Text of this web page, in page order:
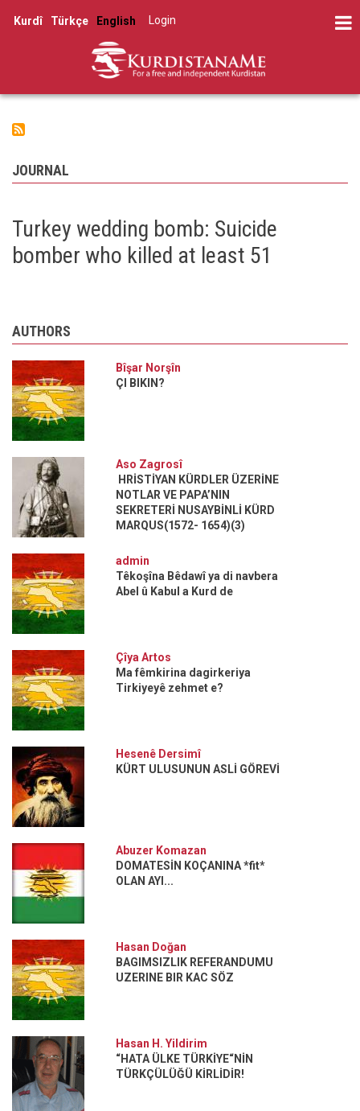
Kurdî Türkçe English
account
menu
Log in
JOURNAL
Turkey wedding bomb: Suicide
bomber who killed at least 51
AUTHORS
Bîşar Norşîn
ÇI BIKIN?
Aso Zagrosî
HRİSTİYAN KÜRDLER ÜZERİNE
NOTLAR VE PAPA’NIN
SEKRETERİ NUSAYBİNLİ KÜRD
MARQUS(1572- 1654)(3)
admin
Têkoşîna Bêdawî ya di navbera
Abel û Kabul a Kurd de
Çîya Artos
Ma fêmkirina dagirkeriya
Tirkiyeyê zehmet e?
Hesenê Dersimî
KÜRT ULUSUNUN ASLİ GÖREVİ
Abuzer Komazan
DOMATESİN KOÇANINA *fit*
OLAN AYI...
Hasan Doğan
BAGIMSIZLIK REFERANDUMU
UZERINE BIR KAC SÖZ
Hasan H. Yildirim
“HATA ÜLKE TÜRKİYE“NİN
TÜRKÇÜLÜĞÜ KİRLİDİR!